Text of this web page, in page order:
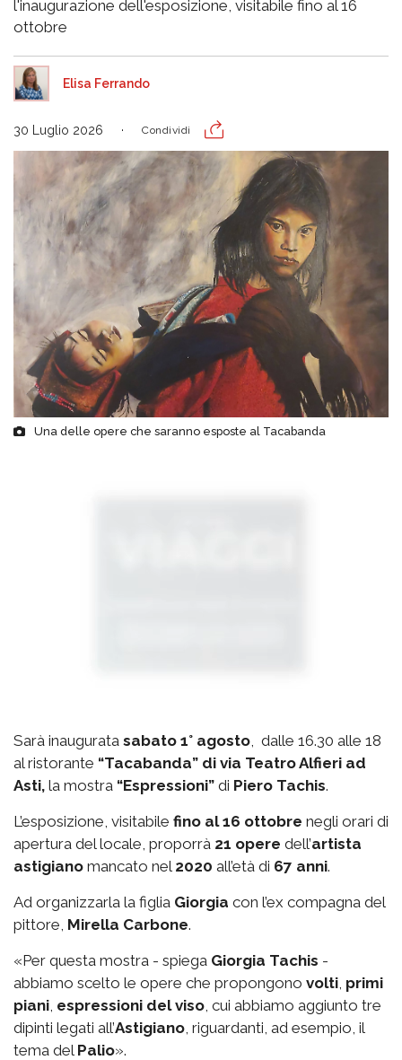
l'inaugurazione dell'esposizione, visitabile fino al 16
ottobre
Elisa Ferrando
30 Luglio 2026 Condividi
Una delle opere che saranno esposte al Tacabanda
Sarà inaugurata sabato 1° agosto , dalle 16.30 alle 18
al ristorante “Tacabanda” di via Teatro Alfieri ad
Asti, la mostra “Espressioni” di Piero Tachis.
L’esposizione, visitabile fino al 16 ottobre negli orari di
apertura del locale, proporrà 21 opere dell’artista
astigiano mancato nel 2020 all’età di 67 anni.
Ad organizzarla la figlia Giorgia con l’ex compagna del
pittore, Mirella Carbone.
«Per questa mostra - spiega Giorgia Tachis -
abbiamo scelto le opere che propongono volti primi
piani espressioni del viso , cui abbiamo aggiunto tre
dipinti legati all’Astigiano , riguardanti, ad esempio, il
tema del Palio».